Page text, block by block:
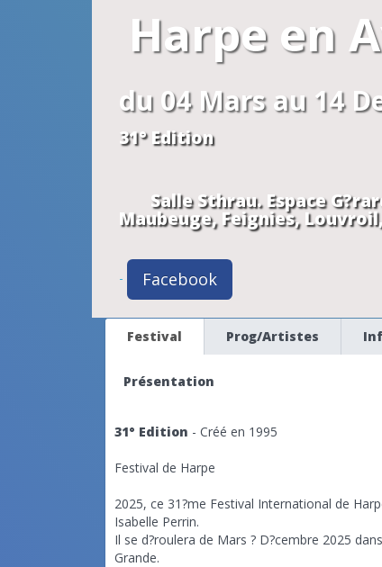
Harpe en
du 04 Mars au 14
31° Edition
Salle Sthrau. Espace
Maubeuge, Feignies,
- Facebook
Festival Prog/Artistes
Présentation
31° Edition - Créé en 1995
Festival de Harpe
2025, ce 31?me Festival International de
Isabelle Perrin.
Il se d?roulera de Mars ? D?cembre 2025
Grande.